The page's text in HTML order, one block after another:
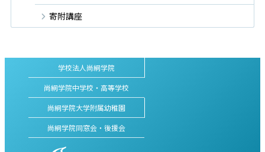
寄附講座
学校法人尚絅学院
尚絅学院中学校・高等学校
尚絅学院大学附属幼稚園
尚絅学院同窓会・後援会